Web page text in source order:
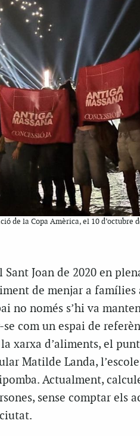
de la Copa Amèrica, el 10 d’octubre
Sant Joan de 2020 en
de menjar a famílies
no només s’hi va
com un espai de
xarxa d’aliments, el punt
Matilde Landa,
Actualment,
sense comptar els